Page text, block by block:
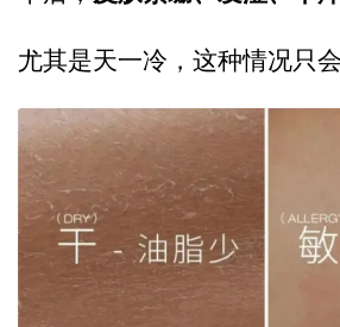
尤其是天一冷，这种情况只会